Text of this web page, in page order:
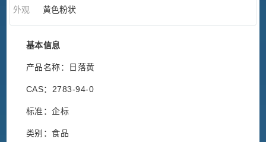
外观 黄色粉状
基本信息
产品名称：日落黄
CAS：2783-94-0
标准：企标
类别：食品